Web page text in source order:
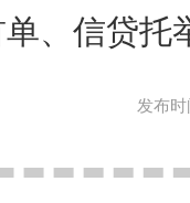
单、信贷
发布